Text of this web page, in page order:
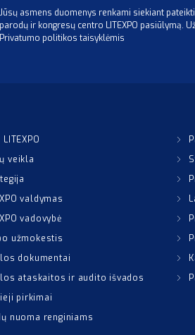
Jūsų asmens duomenys renkami siekiant
parodų ir kongresų centro LITEXPO pasiūlymą.
Privatumo politikos taisyklėmis
veikla
valdymas
vadovybė
užmokestis
dokumentai
ataskaitos ir audito išvados
pirkimai
nuoma renginiams